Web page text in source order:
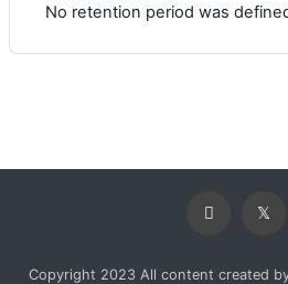
No retention period was
Copyright 2023 All content created